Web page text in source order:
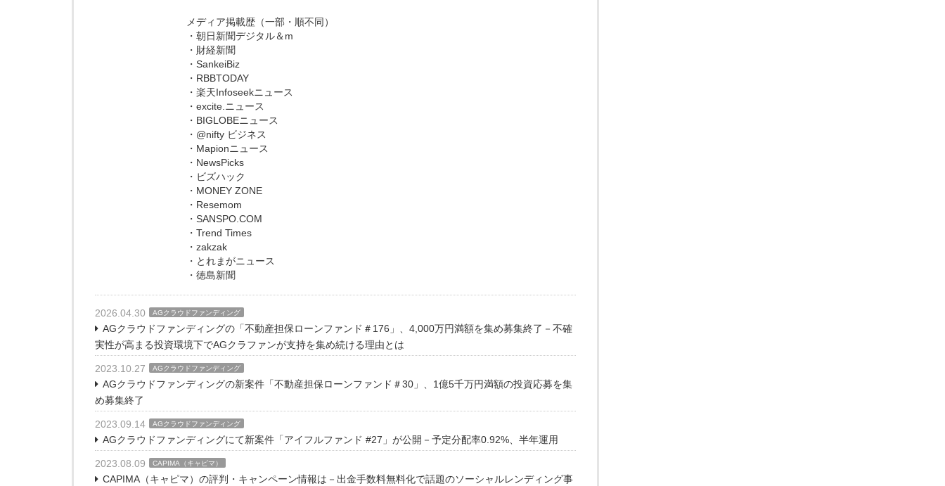
メディア掲載歴（一部・順不同）
・朝日新聞デジタル＆m
・財経新聞
・SankeiBiz
・RBBTODAY
・楽天Infoseekニュース
・excite.ニュース
・BIGLOBEニュース
・@nifty ビジネス
・Mapionニュース
・NewsPicks
・ビズハック
・MONEY ZONE
・Resemom
・SANSPO.COM
・Trend Times
・zakzak
・とれまがニュース
・徳島新聞
2026.04.30 AGクラウドファンディング
AGクラウドファンディングの「不動産担保ローンファンド＃176」、4,000万円満額を集め募集終了－不確
実性が高まる投資環境下でAGクラファンが支持を集め続ける理由とは
2023.10.27 AGクラウドファンディング
AGクラウドファンディングの新案件「不動産担保ローンファンド＃30」、1億5千万円満額の投資応募を集
め募集終了
2023.09.14 AGクラウドファンディング
AGクラウドファンディングにて新案件「アイフルファンド #27」が公開－予定分配率0.92%、半年運用
2023.08.09 CAPIMA（キャピマ）
CAPIMA（キャピマ）の評判・キャンペーン情報は－出金手数料無料化で話題のソーシャルレンディング事